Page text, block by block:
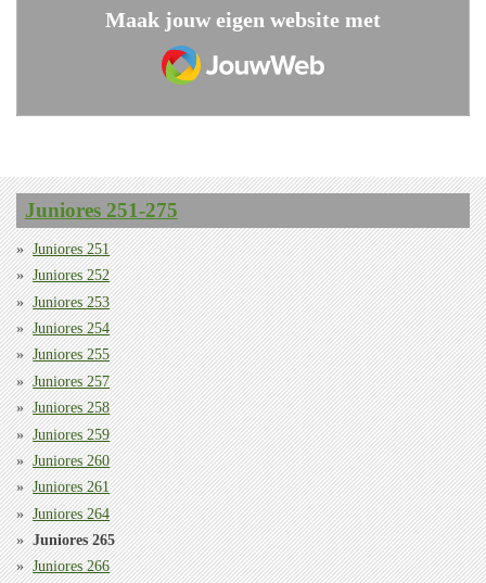
Maak jouw eigen website met
JouwWeb
Juniores 251-275
Juniores 251
Juniores 252
Juniores 253
Juniores 254
Juniores 255
Juniores 257
Juniores 258
Juniores 259
Juniores 260
Juniores 261
Juniores 264
Juniores 265
Juniores 266